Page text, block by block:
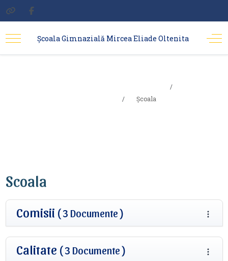
Școala Gimnazială Mircea Eliade Oltenita
Școala
Scoala
Comisii ( 3 Documente )
Calitate ( 3 Documente )